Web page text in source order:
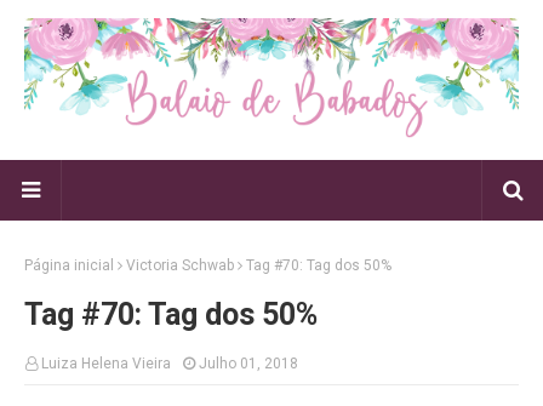
Página inicial Victoria Schwab Tag #70: Tag dos 50%
Tag #70: Tag dos 50%
Luiza Helena Vieira Julho 01, 2018